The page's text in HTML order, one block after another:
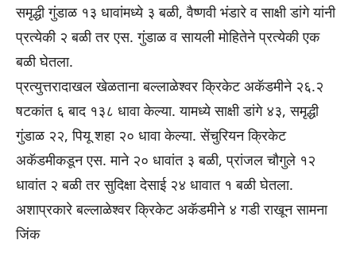
समृद्धी गुंडाळ १३ धावांमध्ये ३ बळी, वैष्णवी भंडारे व साक्षी डांगे यांनी
प्रत्येकी २ बळी तर एस. गुंडाळ व सायली मोहितेने प्रत्येकी एक
बळी घेतला.
प्रत्युत्तरादाखल खेळताना बल्लाळेश्वर क्रिकेट अकॅडमीने २६.२
षटकांत ६ बाद १३८ धावा केल्या. यामध्ये साक्षी डांगे ४३, समृद्धी
गुंडाळ २२, पियू शहा २० धावा केल्या. सेंचुरियन क्रिकेट
अकॅडमीकडून एस. माने २० धावांत ३ बळी, प्रांजल चौगुले १२
धावांत २ बळी तर सुदिक्षा देसाई २४ धावात १ बळी घेतला.
अशाप्रकारे बल्लाळेश्वर क्रिकेट अकॅडमीने ४ गडी राखून सामना
जिंक